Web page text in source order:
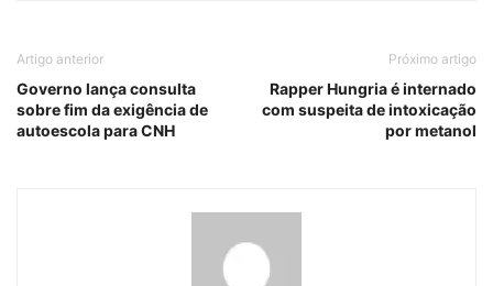
Artigo anterior
Governo lança consulta
sobre fim da exigência de
autoescola para CNH
Próximo artigo
Rapper Hungria é internado
com suspeita de intoxicação
por metanol